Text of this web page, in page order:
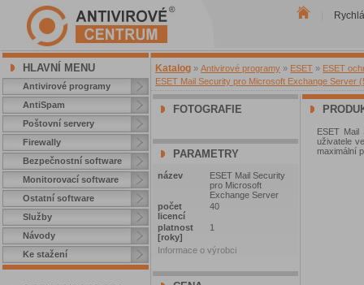
HLAVNÍ MENU
Antivirové programy
AntiSpam
Poštovní servery
Firewally
Bezpečnostní software
Monitorovací software
Ostatní software
Služby
Návody
Ke stažení
Katalog » Antivirové programy » ESET » ESET
ESET Mail Security pro Microsoft Exchange Server
FOTOGRAFIE
PARAMETRY
název
ESET Mail Security
pro Microsoft
Exchange Server
počet
licencí
40
platnost
[roky]
1
Informace o výrobci
ESET Mail
uživatele
maximální